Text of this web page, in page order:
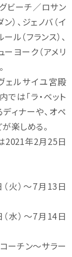
グビーチ／ロサン
）、ジェノバ（イ
ル（フランス）、
ーヨーク（アメリ
ェルサイユ宮殿
では「ラ・ベット
ィナーや、オペ
楽しめる。
2021年2月25日
火）～7月13日
水）～7月14日
ーチン～サラー